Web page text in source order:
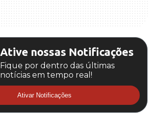
Ative nossas Notificações
Fique por dentro das últimas
notícias em tempo real!
Ativar Notificações